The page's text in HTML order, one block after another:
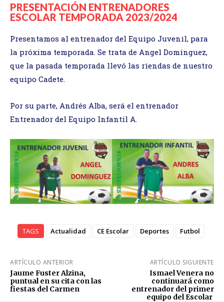
PRESENTACIÓN ENTRENADORES
ESCOLAR TEMPORADA 2023/2024
Presentamos al entrenador del Equipo Juvenil, para
la próxima temporada. Se trata de Angel Dominguez,
que la pasada temporada llevó las riendas de nuestro
equipo Cadete.
Por su parte, Andrés Alba, será el entrenador
Entrenador del Equipo Infantil A.
TAGS Actualidad CE Escolar Deportes Futbol
ARTÍCULO ANTERIOR
Jaume Fuster Alzina,
puntual en su cita con las
fiestas del Carmen
ARTÍCULO SIGUIENTE
Ismael Venera no
continuará como
entrenador del primer
equipo del Escolar